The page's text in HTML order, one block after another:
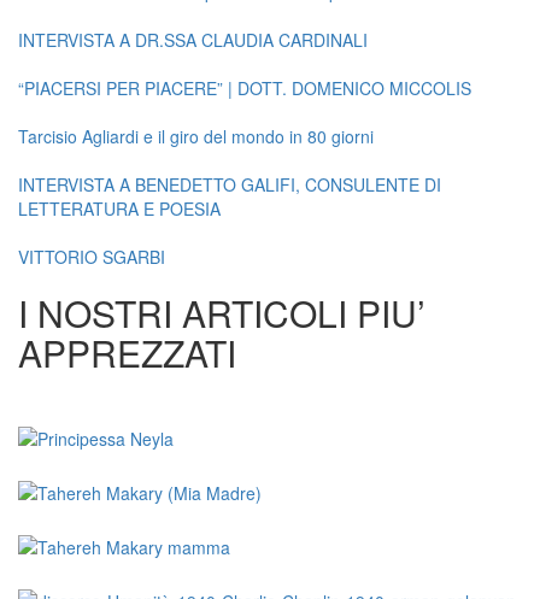
INTERVISTA A DR.SSA CLAUDIA CARDINALI
“PIACERSI PER PIACERE” | DOTT. DOMENICO MICCOLIS
Tarcisio Agliardi e il giro del mondo in 80 giorni
INTERVISTA A BENEDETTO GALIFI, CONSULENTE DI
LETTERATURA E POESIA
VITTORIO SGARBI
I NOSTRI ARTICOLI PIU’
APPREZZATI